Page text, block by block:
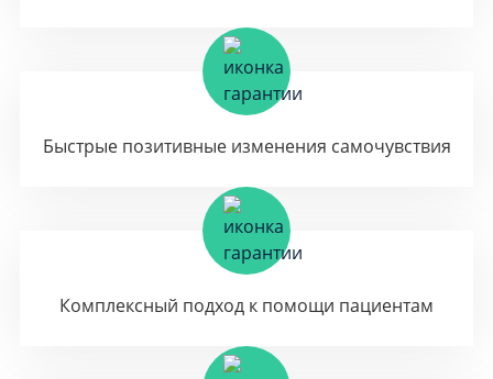
Быстрые позитивные изменения самочувствия
Комплексный подход к помощи пациентам